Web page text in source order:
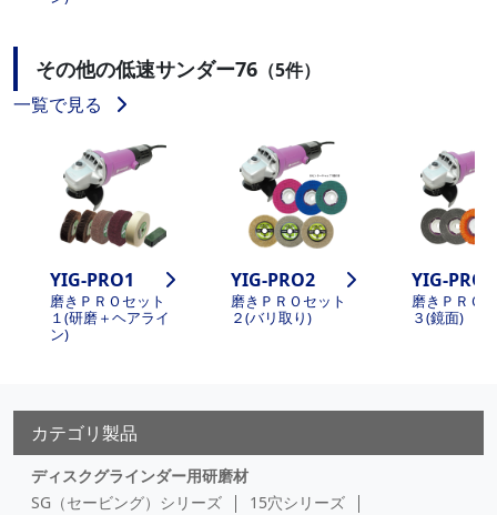
その他の低速サンダー76 （5件）
一覧で見る
YIG-PRO1
磨きＰＲＯセット
１(研磨＋ヘアライ
ン)
YIG-PRO2
磨きＰＲＯセット
２(バリ取り)
YIG-PRO3
磨きＰＲＯ
３(鏡面)
カテゴリ製品
ディスクグラインダー用研磨材
SG（セービング）シリーズ
15穴シリーズ